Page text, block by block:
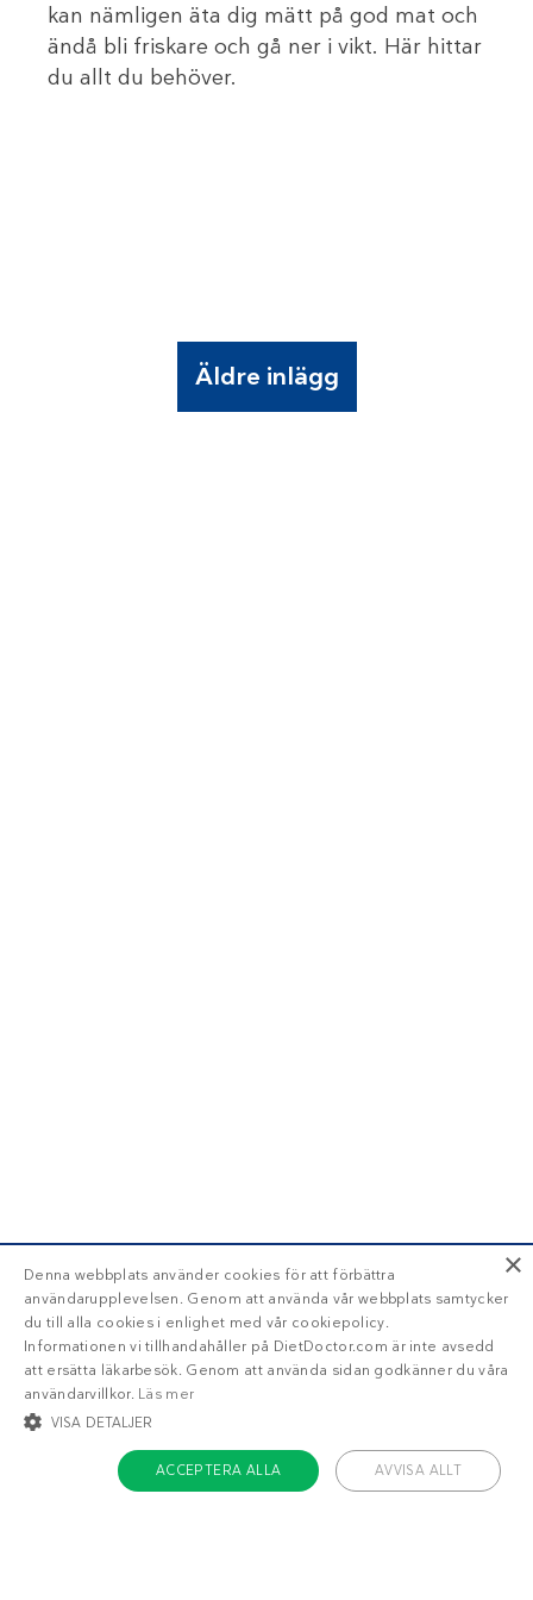
kan nämligen äta dig mätt på god mat och
ändå bli friskare och gå ner i vikt. Här hittar
du allt du behöver.
Äldre inlägg
×
Denna webbplats använder cookies för att förbättra
användarupplevelsen. Genom att använda vår webbplats samtycker
du till alla cookies i enlighet med vår cookiepolicy.
Informationen vi tillhandahåller på DietDoctor.com är inte avsedd
att ersätta läkarbesök. Genom att använda sidan godkänner du våra
användarvillkor. Läs mer
VISA DETALJER
ACCEPTERA ALLA AVVISA ALLT